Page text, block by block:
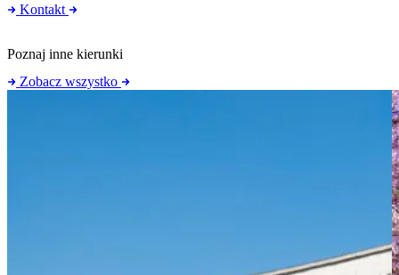
Kontakt
Poznaj inne kierunki
Zobacz wszystko